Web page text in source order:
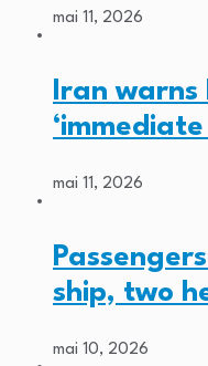
mai 11, 2026
Iran warns
mai 11, 2026
ship, two
mai 10, 2026